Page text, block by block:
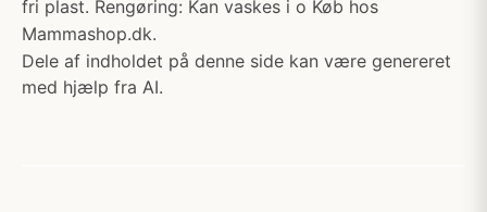
fri plast. Rengøring: Kan vaskes i o Køb hos
Mammashop.dk.
Dele af indholdet på denne side kan være genereret
med hjælp fra AI.